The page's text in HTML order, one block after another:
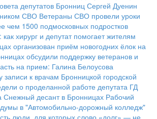
депутатов Бронниц Сергей Дуенин
СВО Ветераны СВО провели уроки
чем 1500 подмосковных подростков
хирург и депутат помогает жителям
организован приём новогодних ёлок на
обсудили поддержку ветеранов и
на прием: Галина Белоусова
записи к врачам Бронницкой городской
о проделанной работе депутата ГД
Снежный десант в Бронницах Рабочий
в "Автомобильно-дорожный колледж"